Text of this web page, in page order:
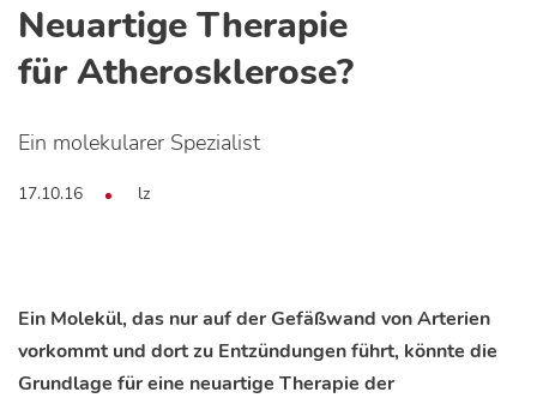
Neuartige Therapie
für Atherosklerose?
Ein molekularer Spezialist
17.10.16 lz
Ein Molekül, das nur auf der Gefäßwand von Arterien
vorkommt und dort zu Entzündungen führt, könnte die
Grundlage für eine neuartige Therapie der